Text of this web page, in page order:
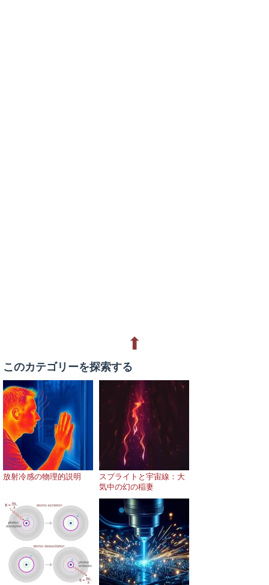
⬆
このカテゴリーを探索する
放射冷感の物理的説明
スプライトと宇宙線：大
気中の幻の稲妻